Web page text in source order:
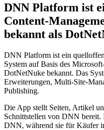
DNN Platform ist
Content-
bekannt als
DNN Platform ist ein
System auf Basis des
DotNetNuke bekannt. Das
Erweiterungen, Multi-Site-
Publishing.
Die App stellt Seiten, Artikel
Schnittstellen von DNN bereit.
DNN, während sie für Käufer